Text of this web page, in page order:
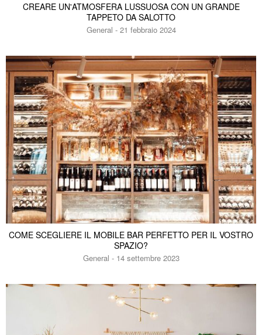
CREARE UN'ATMOSFERA LUSSUOSA CON UN GRANDE
TAPPETO DA SALOTTO
General - 21 febbraio 2024
COME SCEGLIERE IL MOBILE BAR PERFETTO PER IL VOSTRO
SPAZIO?
General - 14 settembre 2023